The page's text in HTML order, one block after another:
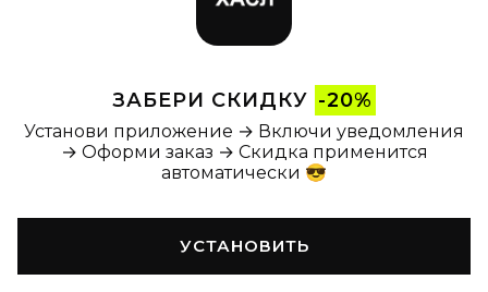
ЗАБЕРИ СКИДКУ -20%
Установи приложение → Включи уведомления
→ Оформи заказ → Скидка применится
автоматически 😎
УСТАНОВИТЬ
Главная Каталог Корзина Новости Профиль